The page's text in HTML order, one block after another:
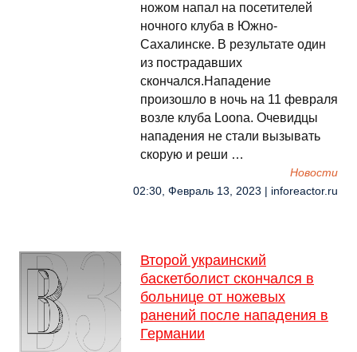
ножом напал на посетителей
ночного клуба в Южно-
Сахалинске. В результате один
из пострадавших
скончался.Нападение
произошло в ночь на 11 февраля
возле клуба Loona. Очевидцы
нападения не стали вызывать
скорую и реши …
Новости
02:30, Февраль 13, 2023 | inforeactor.ru
Второй украинский
баскетболист скончался в
больнице от ножевых
ранений после нападения в
Германии